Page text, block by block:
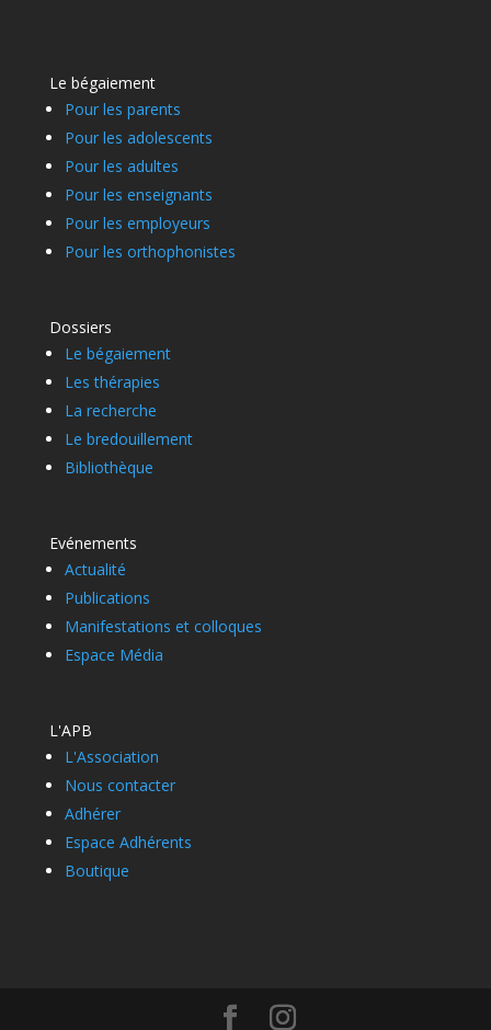
Le bégaiement
Pour les parents
Pour les adolescents
Pour les adultes
Pour les enseignants
Pour les employeurs
Pour les orthophonistes
Dossiers
Le bégaiement
Les thérapies
La recherche
Le bredouillement
Bibliothèque
Evénements
Actualité
Publications
Manifestations et colloques
Espace Média
L'APB
L'Association
Nous contacter
Adhérer
Espace Adhérents
Boutique